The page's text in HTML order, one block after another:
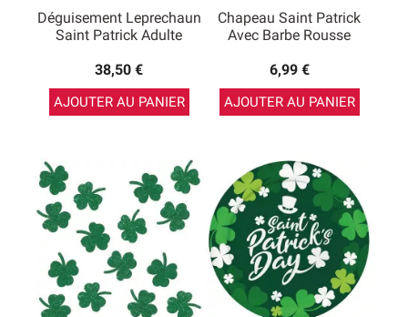
Déguisement Leprechaun
Saint Patrick Adulte
38,50 €
AJOUTER AU PANIER
Chapeau Saint Patrick
Avec Barbe Rousse
6,99 €
AJOUTER AU PANIER